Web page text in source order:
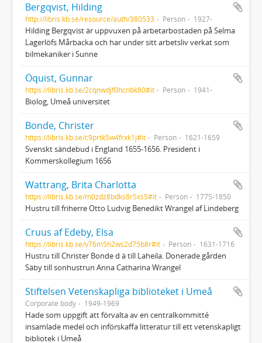
Bergqvist, Hilding
http://libris.kb.se/resource/auth/380533 Person 1927-
Hilding Bergqvist är uppvuxen på arbetarbostaden på Selma
Lagerlöfs Mårbacka och har under sitt arbetsliv verkat som
bilmekaniker i Sunne
Öquist, Gunnar
https://libris.kb.se/2cqnwdjf0hcnbk80#it Person 1941-
Biolog, Umeå universitet
Bonde, Christer
https://libris.kb.se/c9prtk5w4frxk1j#it Person 1621-1659
Svenskt sändebud i England 1655-1656. President i
Kommerskollegium 1656
Wattrang, Brita Charlotta
https://libris.kb.se/m0zdz8bdks8r5xs5#it Person 1775-1850
Hustru till friherre Otto Ludvig Benedikt Wrangel af Lindeberg
Cruus af Edeby, Elsa
https://libris.kb.se/v76m5h2ws2d75b8r#it Person 1631-1716
Hustru till Christer Bonde d ä till Laheila. Donerade gården
Säby till sonhustrun Anna Catharina Wrangel
Stiftelsen Vetenskapliga biblioteket i Umeå
Corporate body 1949-1969
Hade som uppgift att förvalta av en centralkommitté
insamlade medel och införskaffa litteratur till ett vetenskapligt
bibliotek i Umeå